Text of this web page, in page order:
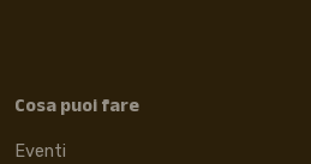
Cosa puoi fare
Eventi